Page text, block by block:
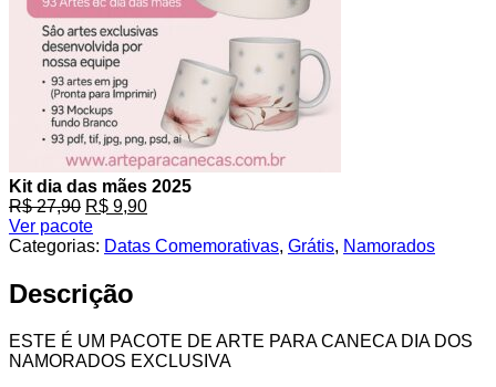
Kit dia das mães 2025
R$27,90 O
preço
original
R$ 27,90.
R$ 9,90O
atual
Ver pacote
Categorias: Datas Comemorativas, Grátis, Namorados
Descrição
ESTE É UM PACOTE DE ARTE PARA CANECA DIA DOS
NAMORADOS EXCLUSIVA